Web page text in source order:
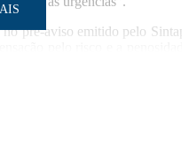
pré-aviso emitido pelo Sintap,
dos contratos a termo e falsos